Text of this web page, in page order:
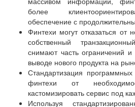
более
обеспечение с
Финтехи могут отказаться от
собственный
снимают часть ограничений
выводе нового продукта на
Стандартизация
финтехи от
кастомизировать сервис под
Используя